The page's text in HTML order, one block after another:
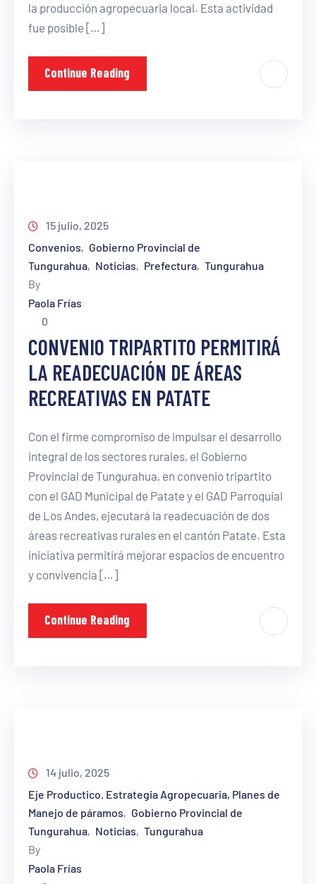
la producción agropecuaria local. Esta actividad
fue posible […]
Continue Reading
15 julio, 2025
Convenios‚ Gobierno Provincial de
Tungurahua‚ Noticias‚ Prefectura‚ Tungurahua
By
Paola Frías
0
CONVENIO TRIPARTITO PERMITIRÁ
LA READECUACIÓN DE ÁREAS
RECREATIVAS EN PATATE
Con el firme compromiso de impulsar el desarrollo
integral de los sectores rurales, el Gobierno
Provincial de Tungurahua, en convenio tripartito
con el GAD Municipal de Patate y el GAD Parroquial
de Los Andes, ejecutará la readecuación de dos
áreas recreativas rurales en el cantón Patate. Esta
iniciativa permitirá mejorar espacios de encuentro
y convivencia […]
Continue Reading
14 julio, 2025
Eje Productico. Estrategia Agropecuaria, Planes de
Manejo de páramos‚ Gobierno Provincial de
Tungurahua‚ Noticias‚ Tungurahua
By
Paola Frías